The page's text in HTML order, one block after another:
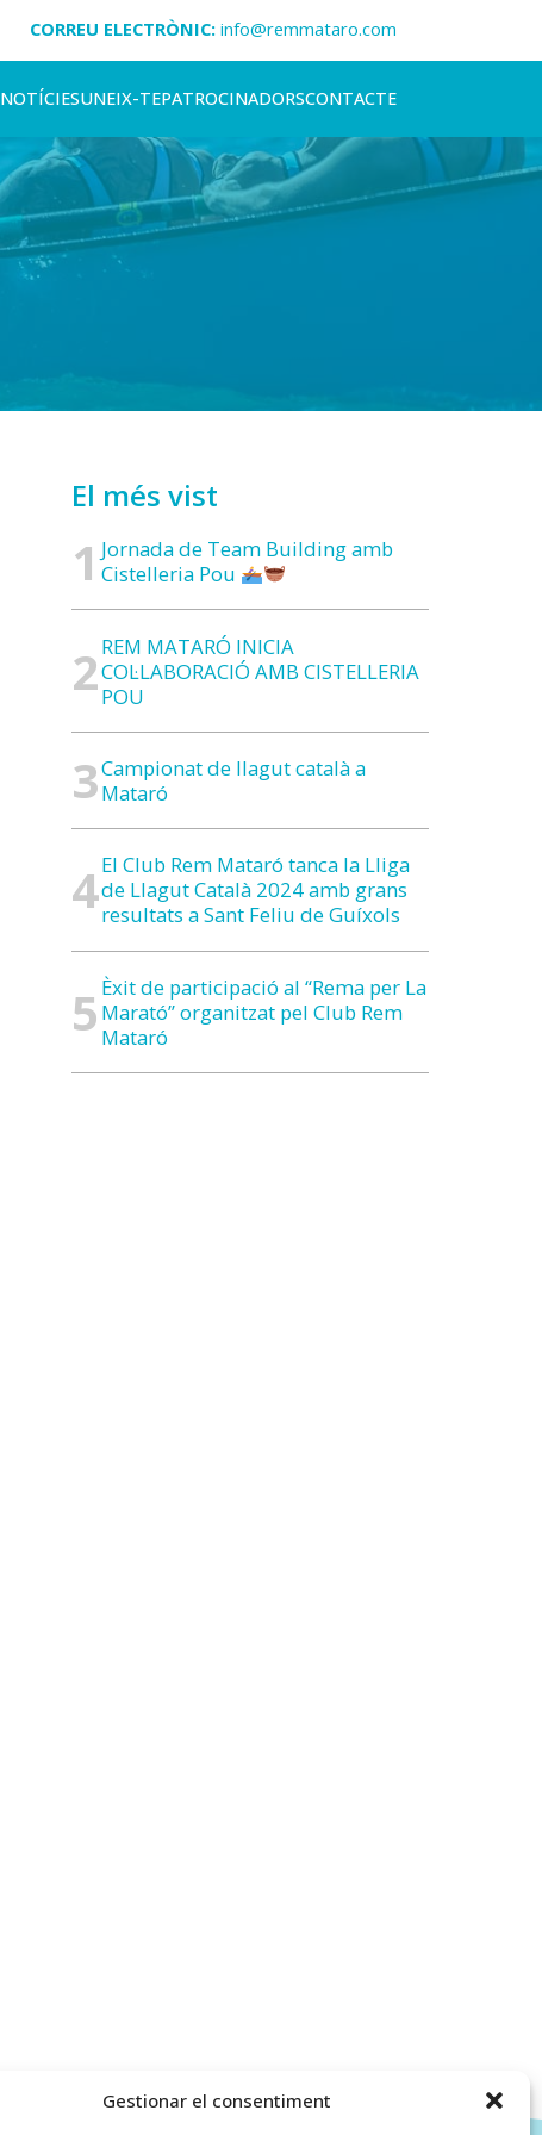
Gestionar el consentiment
CORREU ELECTRÒNIC: info@remmataro.com
NOTÍCIESUNEIX-TEPATROCINADORSCONTACTE
El més vist
Jornada de Team Building amb
Cistelleria Pou
REM MATARÓ INICIA
COL·LABORACIÓ AMB CISTELLERIA
POU
Campionat de llagut català a
Mataró
El Club Rem Mataró tanca la Lliga
de Llagut Català 2024 amb grans
resultats a Sant Feliu de Guíxols
Èxit de participació al “Rema per La
Marató” organitzat pel Club Rem
Mataró